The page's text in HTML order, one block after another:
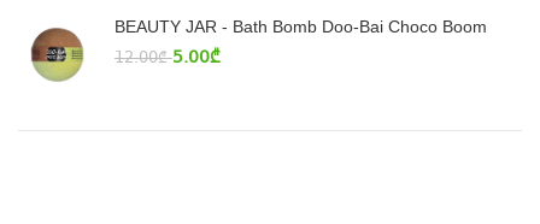
BEAUTY JAR - Bath Bomb Doo-Bai Choco Boom
12.00₾ 5.00₾